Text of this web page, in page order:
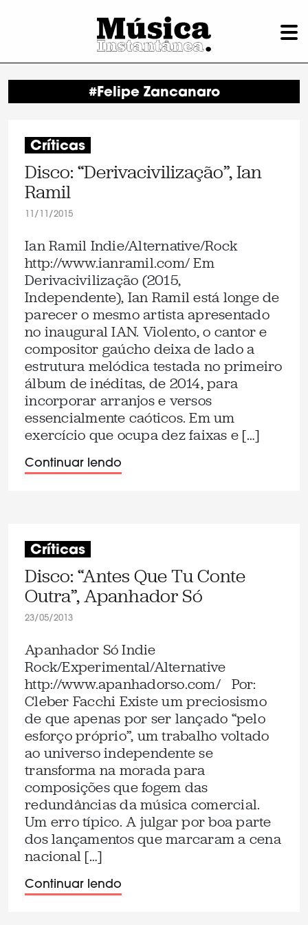
#Felipe Zancanaro
Críticas
Disco: “Derivacivilização”, Ian
Ramil
11/11/2015
Ian Ramil Indie/Alternative/Rock
http://www.ianramil.com/ Em
Derivacivilização (2015,
Independente), Ian Ramil está longe de
parecer o mesmo artista apresentado
no inaugural IAN. Violento, o cantor e
compositor gaúcho deixa de lado a
estrutura melódica testada no primeiro
álbum de inéditas, de 2014, para
incorporar arranjos e versos
essencialmente caóticos. Em um
exercício que ocupa dez faixas e […]
Continuar lendo
Críticas
Disco: “Antes Que Tu Conte
Outra”, Apanhador Só
23/05/2013
Apanhador Só Indie
Rock/Experimental/Alternative
http://www.apanhadorso.com/ Por:
Cleber Facchi Existe um preciosismo
de que apenas por ser lançado “pelo
esforço próprio”, um trabalho voltado
ao universo independente se
transforma na morada para
composições que fogem das
redundâncias da música comercial.
Um erro típico. A julgar por boa parte
dos lançamentos que marcaram a cena
nacional […]
Continuar lendo